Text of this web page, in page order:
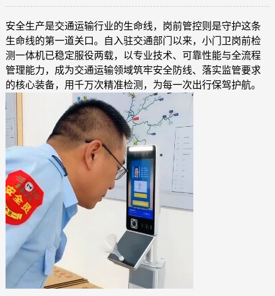
安全生产是交通运输行业的生命线，岗前管控则是守护这条
生命线的第一道关口。自入驻交通部门以来，小门卫岗前检
测一体机已稳定服役两载，以专业技术、可靠性能与全流程
管理能力，成为交通运输领域筑牢安全防线、落实监管要求
的核心装备，用千万次精准检测，为每一次出行保驾护航。